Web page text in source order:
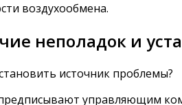
воздухообмена.
неполадок и
управляющим